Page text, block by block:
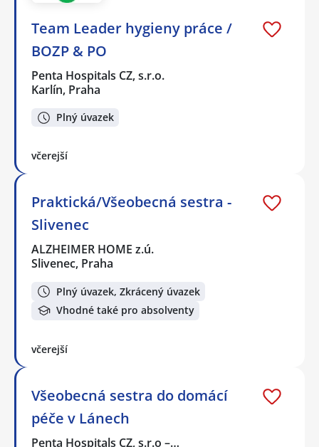
Team Leader hygieny práce /
BOZP & PO
Penta Hospitals CZ, s.r.o.
Karlín, Praha
Plný úvazek
včerejší
Praktická/Všeobecná sestra -
Slivenec
ALZHEIMER HOME z.ú.
Slivenec, Praha
Plný úvazek, Zkrácený úvazek
Vhodné také pro absolventy
včerejší
Všeobecná sestra do domácí
péče v Lánech
Penta Hospitals CZ, s.r.o –…